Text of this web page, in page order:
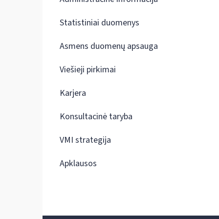
Statistiniai duomenys
Asmens duomenų apsauga
Viešieji pirkimai
Karjera
Konsultacinė taryba
VMI strategija
Apklausos